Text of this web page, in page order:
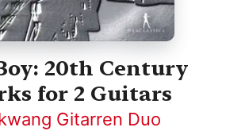
20th Century
for 2 Guitars
Gitarren Duo